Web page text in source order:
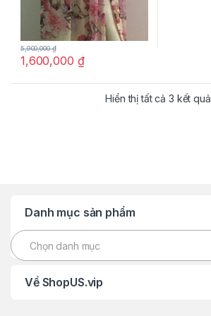
1,600,000 ₫
5,900,000₫
Hiển thị tất cả 3 kết quả
Danh mục sản phẩm
Chọn danh mục
Về ShopUS.vip